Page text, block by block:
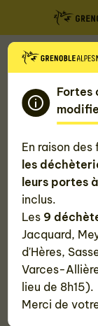
Panneau de
Fortes
En raison
les
leurs portes
inclus.
Les 9
Jacquard,
d'Hères,
Varces-
lieu de 8h15).
Merci de
Accueil
Le
#Tous
67résultats